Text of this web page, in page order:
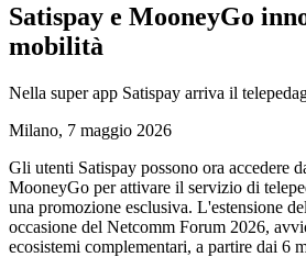
Satispay e MooneyGo
mobilità
Nella super app Satispay arriva il
Milano, 7 maggio 2026
Gli utenti Satispay possono ora accedere
MooneyGo per attivare il servizio di
una promozione esclusiva. L'estensione
occasione del Netcomm Forum 2026,
ecosistemi complementari, a partire dai 6